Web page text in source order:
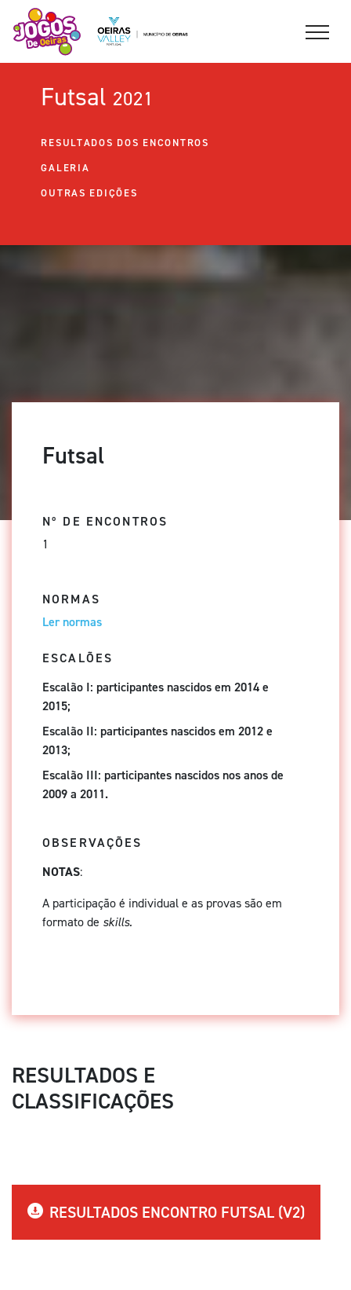
Futsal 2021
RESULTADOS DOS ENCONTROS
GALERIA
OUTRAS EDIÇÕES
Futsal
Nº DE ENCONTROS
1
NORMAS
Ler normas
ESCALÕES
Escalão I: participantes nascidos em 2014 e
2015;
Escalão II: participantes nascidos em 2012 e
2013;
Escalão III: participantes nascidos nos anos de
2009 a 2011.
OBSERVAÇÕES
NOTAS:
A participação é individual e as provas são em
formato de skills.
RESULTADOS E
CLASSIFICAÇÕES
RESULTADOS ENCONTRO FUTSAL (V2)